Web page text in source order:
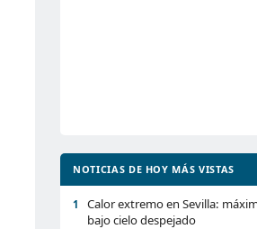
NOTICIAS DE HOY MÁS VISTAS
1
Calor extremo en Sevilla:
bajo cielo despejado